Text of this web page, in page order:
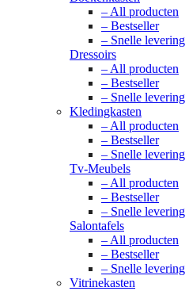
– All producten
– Bestseller
– Snelle levering
Dressoirs
– All producten
– Bestseller
– Snelle levering
Kledingkasten
– All producten
– Bestseller
– Snelle levering
Tv-Meubels
– All producten
– Bestseller
– Snelle levering
Salontafels
– All producten
– Bestseller
– Snelle levering
Vitrinekasten